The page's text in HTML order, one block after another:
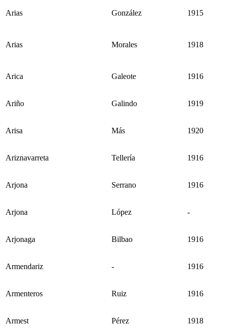
Arias González 1915
Arias Morales 1918
Arica Galeote 1916
Ariño Galindo 1919
Arisa Más 1920
Ariznavarreta Tellería 1916
Arjona Serrano 1916
Arjona López -
Arjonaga Bilbao 1916
Armendariz - 1916
Armenteros Ruiz 1916
Armest Pérez 1918